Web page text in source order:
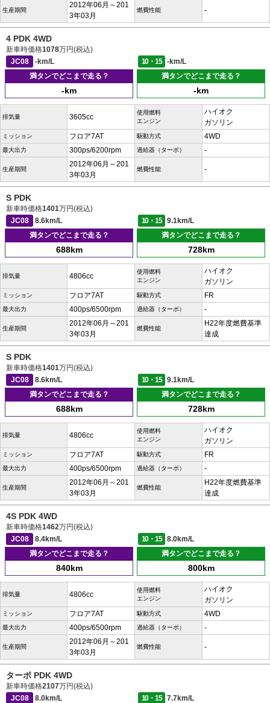
生産期間
2012年06月～201
3年03月
燃費性能 -
4 PDK 4WD
新車時価格1078万円(税込)
JC08
-km/L 10・15
-km/L
満タンでどこまで走る？
-km
満タンでどこまで走る？
-km
排気量 3605cc
使用燃料
エンジン
ハイオク
ガソリン
ミッション フロア7AT 駆動方式 4WD
最大出力 300ps/6200rpm 過給器（ターボ） -
生産期間
2012年06月～201
3年03月
燃費性能 -
S PDK
新車時価格1401万円(税込)
JC08
8.6km/L 10・15
9.1km/L
満タンでどこまで走る？
688km
満タンでどこまで走る？
728km
排気量 4806cc
使用燃料
エンジン
ハイオク
ガソリン
ミッション フロア7AT 駆動方式 FR
最大出力 400ps/6500rpm 過給器（ターボ） -
生産期間
2012年06月～201
3年03月
燃費性能
H22年度燃費基準
達成
S PDK
新車時価格1401万円(税込)
JC08
8.6km/L 10・15
9.1km/L
満タンでどこまで走る？
688km
満タンでどこまで走る？
728km
排気量 4806cc
使用燃料
エンジン
ハイオク
ガソリン
ミッション フロア7AT 駆動方式 FR
最大出力 400ps/6500rpm 過給器（ターボ） -
生産期間
2012年06月～201
3年03月
燃費性能
H22年度燃費基準
達成
4S PDK 4WD
新車時価格1462万円(税込)
JC08
8.4km/L 10・15
8.0km/L
満タンでどこまで走る？
840km
満タンでどこまで走る？
800km
排気量 4806cc
使用燃料
エンジン
ハイオク
ガソリン
ミッション フロア7AT 駆動方式 4WD
最大出力 400ps/6500rpm 過給器（ターボ） -
生産期間
2012年06月～201
3年03月
燃費性能 -
ターボ PDK 4WD
新車時価格2107万円(税込)
JC08
8.0km/L 10・15 7.7km/L